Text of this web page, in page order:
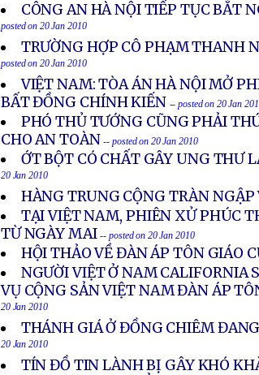
CÔNG AN HÀ NỘI TIẾP TỤC BẮT
posted on 20 Jan 2010
TRƯỜNG HỢP CÔ PHẠM THANH
posted on 20 Jan 2010
VIỆT NAM: TÒA ÁN HÀ NỘI MỞ
BẤT ĐỒNG CHÍNH KIẾN -- posted on 20 Jan
PHÓ THỦ TƯỚNG CŨNG PHẢI
CHO AN TOÀN -- posted on 20 Jan 2010
ỚT BỘT CÓ CHẤT GÂY UNG THƯ
20 Jan 2010
HÀNG TRUNG CỘNG TRÀN
TẠI VIỆT NAM, PHIÊN XỬ PHÚC
TỪ NGÀY MAI -- posted on 20 Jan 2010
HỘI THẢO VỀ ĐÀN ÁP TÔN GIÁO
NGƯỜI VIỆT Ở NAM CALIFORNIA
VỤ CỘNG SẢN VIỆT NAM ĐÀN ÁP
20 Jan 2010
THÁNH GIÁ Ở ĐỒNG CHIÊM
20 Jan 2010
TÍN ĐỒ TIN LÀNH BỊ GÂY KHÓ